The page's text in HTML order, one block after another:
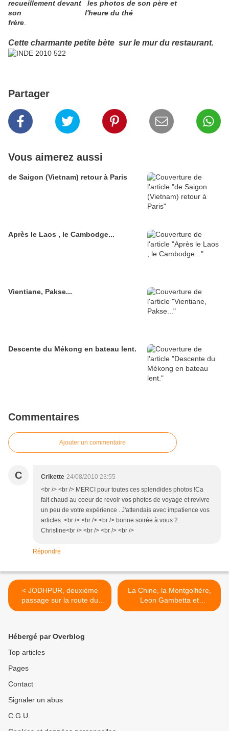
recueillement devant les photos de son père et
son l'heure du thé
frère
Cette charmante petite bète sur le mur du restaurant.
Partager
Vous aimerez aussi
de Saigon (Vietnam) retour à Paris
Après le Laos , le Cambodge...
Vientiane, Pakse...
Descente du Mékong en bateau lent.
Commentaires
Ajouter un commentaire
C Crikette 24/08/2010 23:55
<br /> <br /> MERCI pour toutes ces splendides photos !Ca
fait chaud au coeur de revoir vos photos de voyage et revivre
un peu de votre expérience . J'attendais avec impatience vos
articles. <br /> <br /> <br /> bonne soirée à vous 2.
Christine<br /> <br /> <br /> <br />
Répondre
< JODHPUR, deuxième
passage sur la route du
retour.
La Chine, la Montgolfière,
Leon Gambetta et
Epineuse...??? >
Hébergé par Overblog
Top articles
Pages
Contact
Signaler un abus
C.G.U.